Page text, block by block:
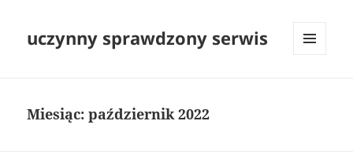
uczynny sprawdzony serwis
Miesiąc:październik 2022